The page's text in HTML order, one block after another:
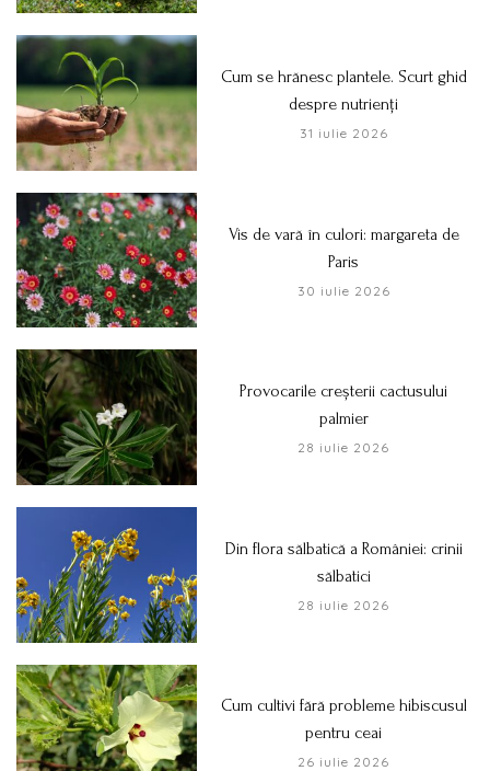
Cum se hrănesc plantele. Scurt ghid
despre nutrienți
31 iulie 2026
Vis de vară în culori: margareta de
Paris
30 iulie 2026
Provocarile creșterii cactusului
palmier
28 iulie 2026
Din flora sălbatică a României: crinii
sălbatici
28 iulie 2026
Cum cultivi fără probleme hibiscusul
pentru ceai
26 iulie 2026